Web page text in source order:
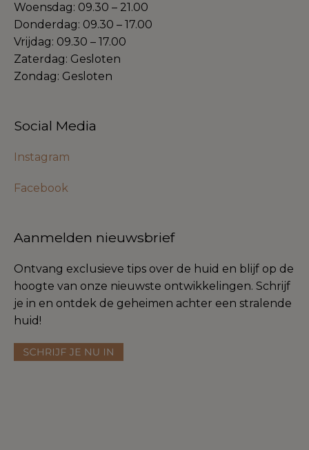
Woensdag: 09.30 – 21.00
Donderdag: 09.30 – 17.00
Vrijdag: 09.30 – 17.00
Zaterdag: Gesloten
Zondag: Gesloten
Social Media
Instagram
Facebook
Aanmelden nieuwsbrief
Ontvang exclusieve tips over de huid en blijf op de
hoogte van onze nieuwste ontwikkelingen. Schrijf
je in en ontdek de geheimen achter een stralende
huid!